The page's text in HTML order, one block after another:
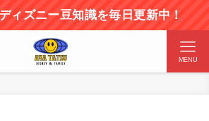
ズニー豆知識を毎日更新中！
MENU